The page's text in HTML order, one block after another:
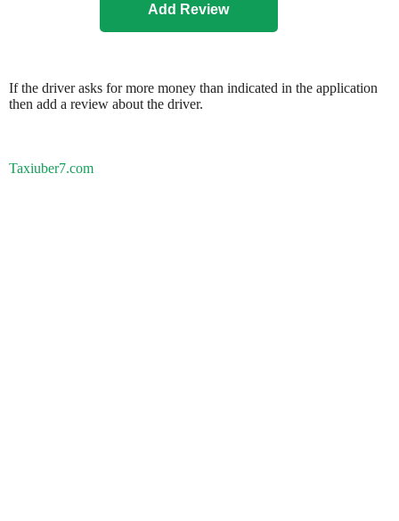
If the driver asks for more money than indicated in the application
then add a review about the driver.
Taxiuber7.com